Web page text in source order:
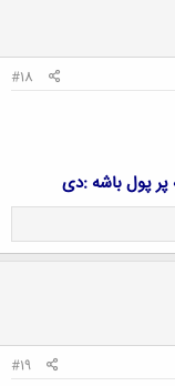
#18
پر پول باشه :دی
#19